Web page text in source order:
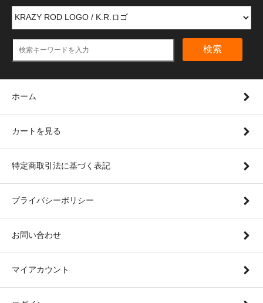
検索
ホーム
カートを見る
特定商取引法に基づく表記
プライバシーポリシー
お問い合わせ
マイアカウント